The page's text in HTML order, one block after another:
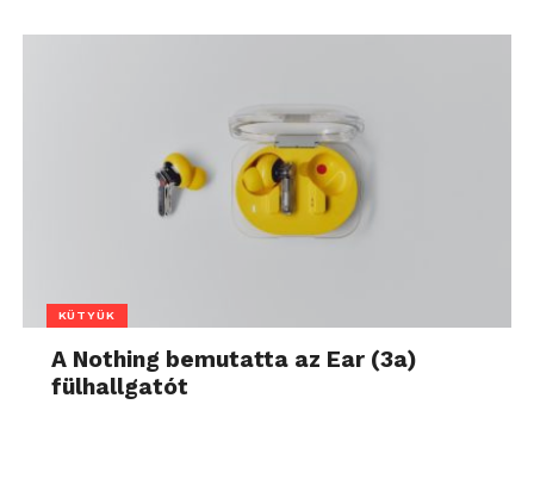
KÜTYÜK
A Nothing bemutatta az Ear (3a)
fülhallgatót